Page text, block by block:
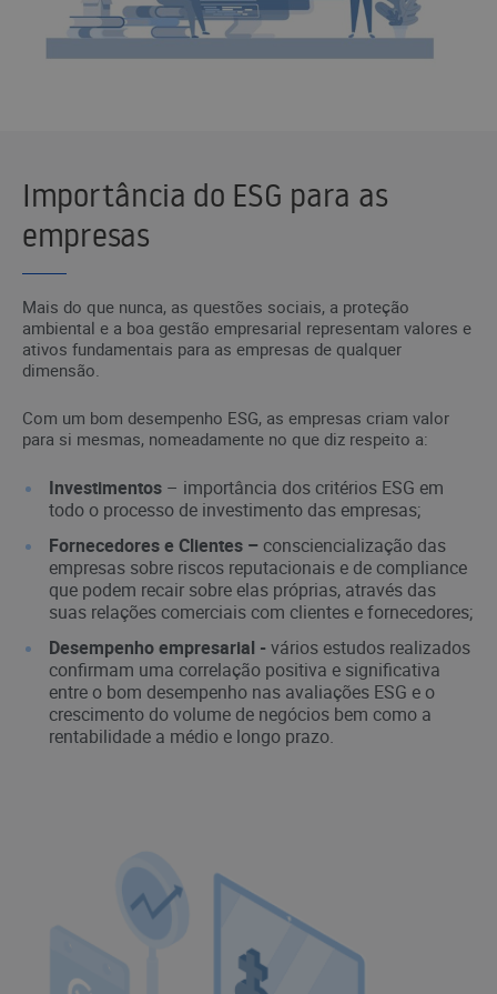
Importância do ESG para as
empresas
Mais do que nunca, as questões sociais, a proteção
ambiental e a boa gestão empresarial representam valores e
ativos fundamentais para as empresas de qualquer
dimensão.
Com um bom desempenho ESG, as empresas criam valor
para si mesmas, nomeadamente no que diz respeito a:
Investimentos – importância dos critérios ESG em
todo o processo de investimento das empresas;
Fornecedores e Clientes –consciencialização das
empresas sobre riscos reputacionais e de compliance
que podem recair sobre elas próprias, através das
suas relações comerciais com clientes e fornecedores;
Desempenho empresarial - vários estudos realizados
confirmam uma correlação positiva e significativa
entre o bom desempenho nas avaliações ESG e o
crescimento do volume de negócios bem como a
rentabilidade a médio e longo prazo.